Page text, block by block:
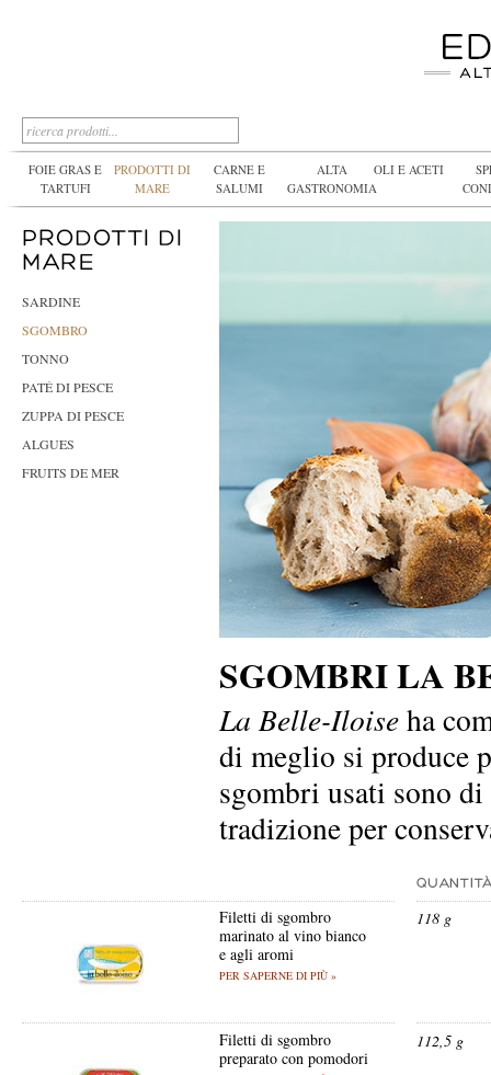
FOIE GRAS E
TARTUFI
PRODOTTI DI
MARE
CARNE E
SALUMI
ALTA
GASTRONOMIA
OLI E ACETI
SARDINE
SGOMBRO
TONNO
PATÉ DI PESCE
ZUPPA DI PESCE
ALGUES
FRUITS DE MER
SGOMBRI LA
La Belle-Iloiseha
di meglio si produce
sgombri usati sono
tradizione per
Filetti di sgombro
marinato al vino bianco
e agli aromi
PER SAPERNE DI PIÙ »
118 g
Filetti di sgombro
preparato con pomodori
112,5 g